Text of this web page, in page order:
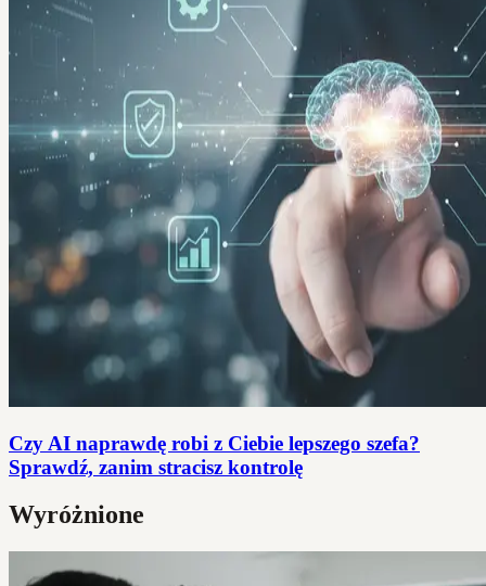
Czy AI naprawdę robi z Ciebie lepszego szefa?
Sprawdź, zanim stracisz kontrolę
Wyróżnione